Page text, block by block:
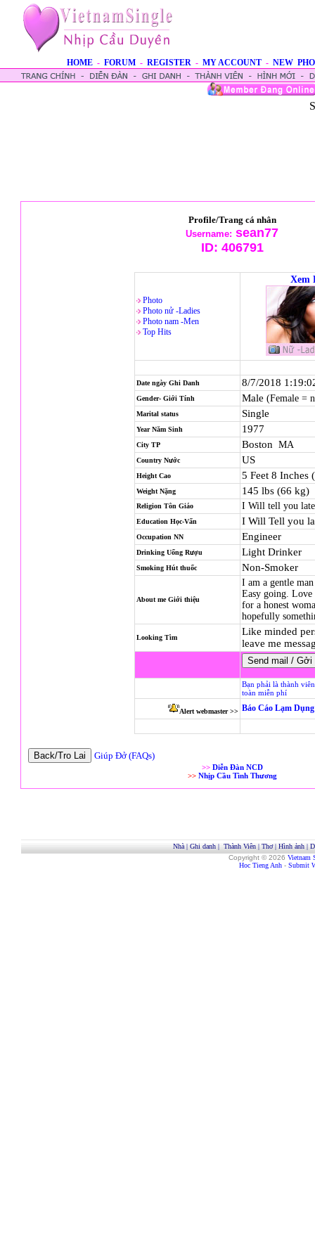
HOME - FORUM - REGISTER - MY ACCOUNT - NEW
Profile/Trang cá nhân
Username: sean77
ID: 406791
Photo
Photo nử -Ladies
Photo nam -Men
Top Hits
Xem
Date ngày Ghi Danh 8/7/2018
Gender- Giới Tính Male (Female =
Marital status Single
Year Năm Sinh 1977
City TP Boston MA
Country Nước US
Height Cao 5 Feet 8 Inches
Weight Nặng 145 lbs (66 kg)
Religion Tôn Giáo I Will tell you
Education Học-Vấn I Will Tell you
Occupation NN Engineer
Drinking Uống Rượu Light Drinker
Smoking Hút thuốc Non-Smoker
About me Giới thiệu
I am a gentle
Easy going.
for a honest
hopefully
Looking Tìm
Like minded
leave me
Bạn phải là thành
toàn miễn phí
Alert webmaster >> Báo Cáo Lạm
Giúp Đở (FAQs)
>> Diễn Đàn NCD
>> Nhịp Cầu Tình Thương
Nhà| Ghi danh| Thành Viên| Thơ| Hình ảnh|
Copyright © 2026 Vietnam
Hoc Tieng Anh - Submit